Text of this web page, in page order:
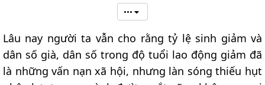
•••
Lâu nay người ta vẫn cho rằng tỷ lệ sinh giảm và
dân số già, dân số trong độ tuổi lao động giảm đã
là những vấn nạn xã hội, nhưng làn sóng thiếu hụt